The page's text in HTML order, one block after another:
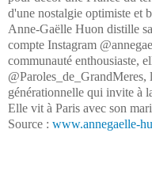
d'une nostalgie optimiste et
Anne-Gaëlle Huon distille
compte Instagram
communauté enthousiaste,
générationnelle qui invite à
Elle vit à Paris avec son
Source : www.annegaelle-